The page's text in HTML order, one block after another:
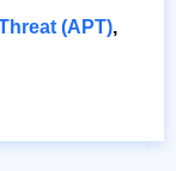
(APT),